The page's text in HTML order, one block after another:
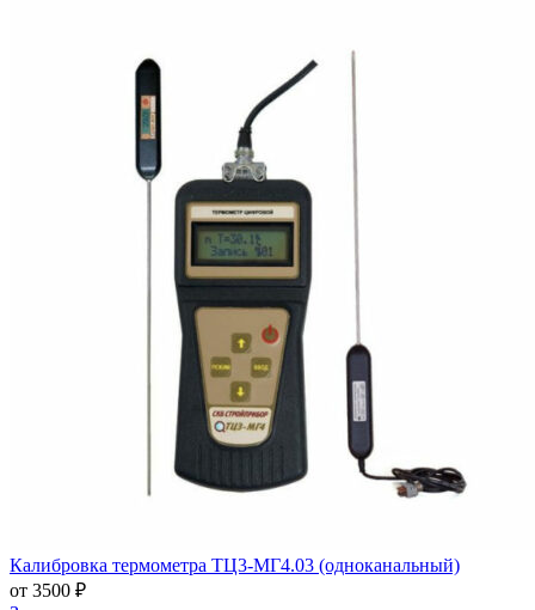
Калибровка термометра ТЦ3-МГ4.03 (одноканальный)
от 3500 ₽